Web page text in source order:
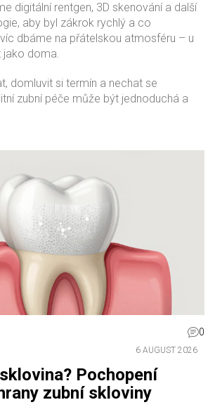
digitální rentgen, 3D skenování a další
aby byl zákrok rychlý a co
dbáme na přátelskou atmosféru – u
jako doma.
domluvit si termín a nechat se
zubní péče může být jednoduchá a
0
6 AUGUST 2026
Pochopení
zubní skloviny